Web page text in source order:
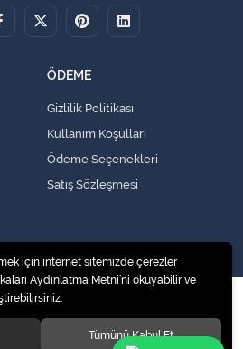
ÖDEME
Gizlilik Politikası
Kullanım Koşulları
Ödeme Seçenekleri
Satış Sözleşmesi
Yedek Parça San. Ve Tic. Ltd. Şti.
için internet sitemizde çerezler
Aydınlatma Metni’ni okuyabilir ve
Tümünü Kabul Et